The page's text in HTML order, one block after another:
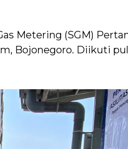
Metering (SGM)
Bojonegoro. Diikuti